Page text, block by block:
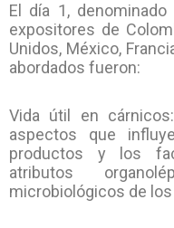
El día 1,
expositores de
Unidos, México,
abordados fueron:
Vida útil en
aspectos que
productos y los
atributos
microbiológicos de